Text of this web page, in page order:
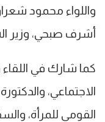
واللواء محمود
أشرف صبحي، وزير
كما شارك في اللقاء
الاجتماعي،
القومي للمرأة،